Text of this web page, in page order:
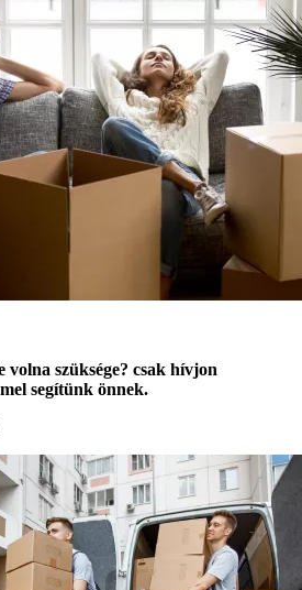
volna szüksége? csak hívjon
segítünk önnek.